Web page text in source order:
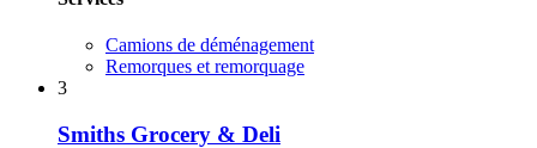
Camions de déménagement
Remorques et remorquage
3
Smiths Grocery & Deli